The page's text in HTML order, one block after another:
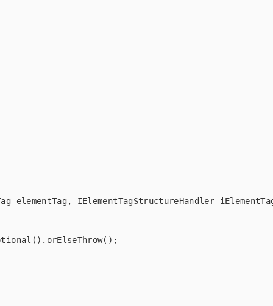
elementTag, IElementTagStructureHandler